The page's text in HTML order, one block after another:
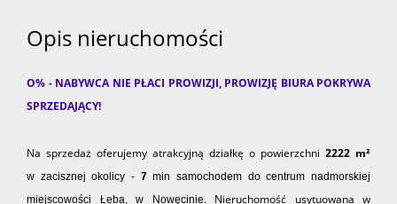
Opis nieruchomości
O% - NABYWCA NIE PŁACI PROWIZJI, PROWIZJĘ BIURA POKRYWA
SPRZEDAJĄCY!
Na sprzedaż oferujemy atrakcyjną działkę o powierzchni 2222 m²
w zacisznej okolicy - 7min samochodem do centrum nadmorskiej
miejscowości Łeba, w Nowęcinie. Nieruchomość usytuowana w